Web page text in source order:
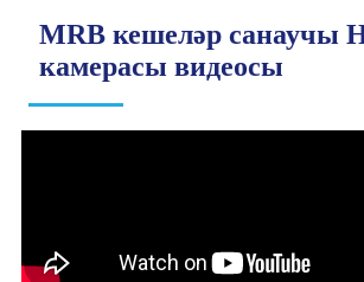
MRB кешеләр санаучы
камерасы видеосы